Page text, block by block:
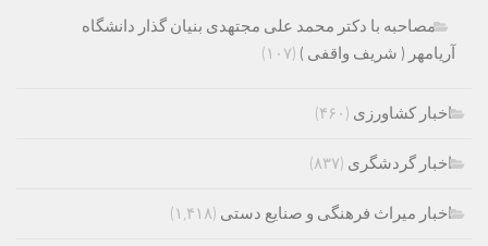
مصاحبه با دکتر محمد علی مجتهدی بنیان گذار دانشگاه
آریامهر ( شریف واقفی ) (۱۰۷)
اخبار کشاورزی (۴۶۰)
اخبار گردشگری (۸۳۷)
اخبار میراث فرهنگی و صنایع دستی (۱,۴۱۸)